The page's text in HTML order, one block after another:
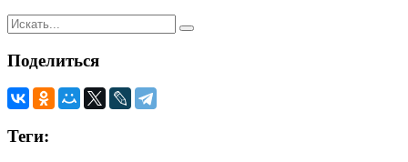
Поделиться
Теги: